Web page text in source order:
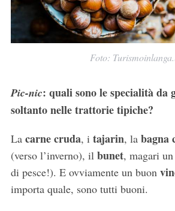
Foto:
Pic-nic: quali sono le specialità da
soltanto nelle trattorie tipiche?
La carne cruda, i tajarin, la bagna
(verso l’inverno), il bunet, magari un
di pesce!). E ovviamente un buon
importa quale, sono tutti buoni.